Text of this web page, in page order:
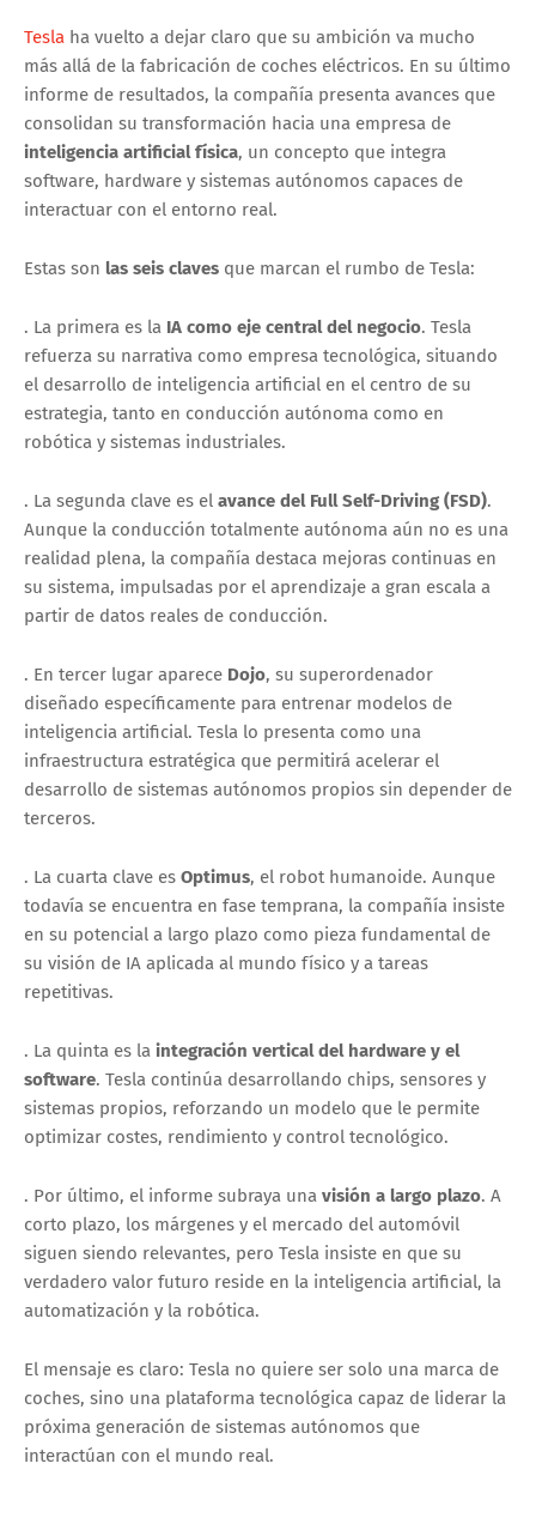
Tesla ha vuelto a dejar claro que su ambición va mucho
más allá de la fabricación de coches eléctricos. En su último
informe de resultados, la compañía presenta avances que
consolidan su transformación hacia una empresa de
inteligencia artificial física, un concepto que integra
software, hardware y sistemas autónomos capaces de
interactuar con el entorno real.
Estas son las seis claves que marcan el rumbo de Tesla:
. La primera es la IA como eje central del negocio. Tesla
refuerza su narrativa como empresa tecnológica, situando
el desarrollo de inteligencia artificial en el centro de su
estrategia, tanto en conducción autónoma como en
robótica y sistemas industriales.
. La segunda clave es el avance del Full Self-Driving (FSD).
Aunque la conducción totalmente autónoma aún no es una
realidad plena, la compañía destaca mejoras continuas en
su sistema, impulsadas por el aprendizaje a gran escala a
partir de datos reales de conducción.
. En tercer lugar aparece Dojo, su superordenador
diseñado específicamente para entrenar modelos de
inteligencia artificial. Tesla lo presenta como una
infraestructura estratégica que permitirá acelerar el
desarrollo de sistemas autónomos propios sin depender de
terceros.
. La cuarta clave es Optimus, el robot humanoide. Aunque
todavía se encuentra en fase temprana, la compañía insiste
en su potencial a largo plazo como pieza fundamental de
su visión de IA aplicada al mundo físico y a tareas
repetitivas.
. La quinta es la integración vertical del hardware y el
software. Tesla continúa desarrollando chips, sensores y
sistemas propios, reforzando un modelo que le permite
optimizar costes, rendimiento y control tecnológico.
. Por último, el informe subraya una visión a largo plazo. A
corto plazo, los márgenes y el mercado del automóvil
siguen siendo relevantes, pero Tesla insiste en que su
verdadero valor futuro reside en la inteligencia artificial, la
automatización y la robótica.
El mensaje es claro: Tesla no quiere ser solo una marca de
coches, sino una plataforma tecnológica capaz de liderar la
próxima generación de sistemas autónomos que
interactúan con el mundo real.